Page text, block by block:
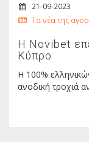
21-09-2023
Τα νέα της
H Novibet
Κύπρο
Η 100%
ανοδική τροχιά